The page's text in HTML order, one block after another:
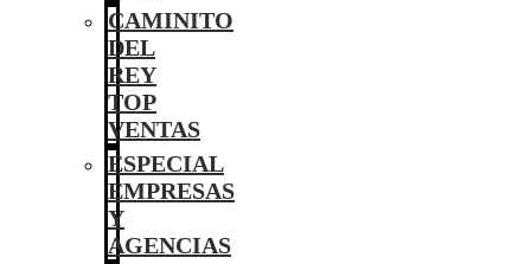
CAMINITO
DEL
REY
TOP
VENTAS
ESPECIAL
EMPRESAS
Y
AGENCIAS